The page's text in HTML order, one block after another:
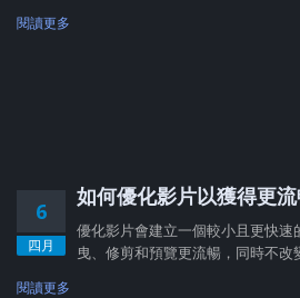
閱讀更多
6
四月
如何優化影片以獲得更
優化影片會建立一個較小且更快
曳、修剪和預覽更流暢，同時不改
閱讀更多